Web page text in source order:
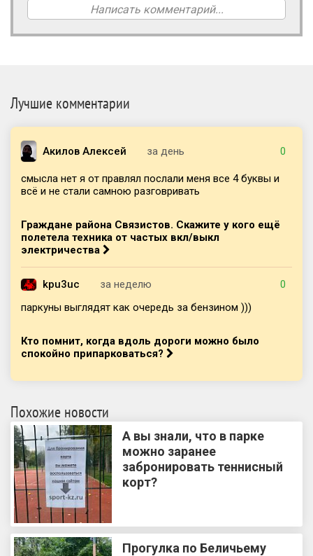
Написать комментарий...
Лучшие комментарии
Акилов Алексей за день 0
смысла нет я от правлял послали меня все 4 буквы и
всё и не стали самною разговривать
Граждане района Связистов. Скажите у кого ещё
полетела техника от частых вкл/выкл
электричества
kpu3uc за неделю
0
паркуны выглядят как очередь за бензином )))
Кто помнит, когда вдоль дороги можно было
спокойно припарковаться?
Похожие новости
А вы знали, что в парке
можно заранее
забронировать теннисный
корт?
Прогулка по Беличьему